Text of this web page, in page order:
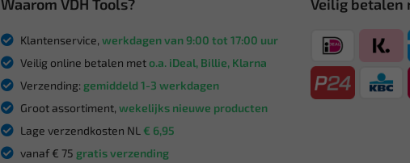
Waarom VDH Tools?
Klantenservice, werkdagen van 9:00 tot 17:00 uur
Veilig online betalen meto.a. iDeal, Billie, Klarna
Verzending: gemiddeld 1-3 werkdagen
Groot assortiment, wekelijks nieuwe producten
Lage verzendkosten NL € 6,95
vanaf € 75 gratis verzending
Veilig betalen